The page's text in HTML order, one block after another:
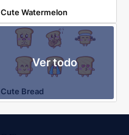
Cute Watermelon
Ver todo
Cute Bread